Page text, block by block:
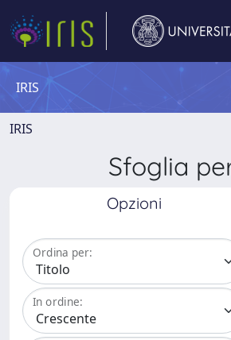
IRIS
IRIS
Sfoglia
Opzioni
Ordina per:
In ordine: